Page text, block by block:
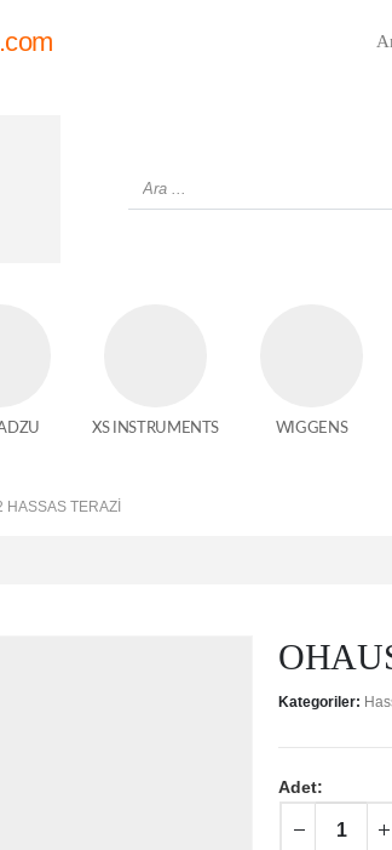
XS INSTRUMENTS WIGGENS
HASSAS TERAZI
Kategoriler:
Adet: